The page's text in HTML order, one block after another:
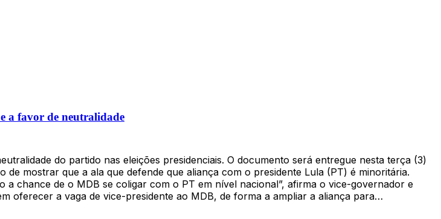
a favor de neutralidade
do partido nas eleições presidenciais. O documento será entregue nesta terça (3)
mostrar que a ala que defende que aliança com o presidente Lula (PT) é minoritária.
a chance de o MDB se coligar com o PT em nível nacional”, afirma o vice-governador e
oferecer a vaga de vice-presidente ao MDB, de forma a ampliar a aliança para…